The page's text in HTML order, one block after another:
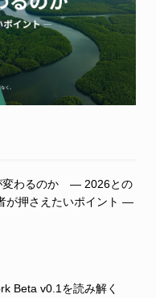
変わるのか ― 2026との
が押さえたいポイント ―
Beta v0.1を読み解く